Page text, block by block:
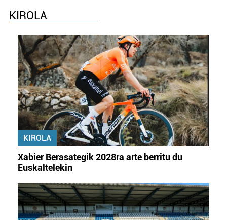
KIROLA
KIROLA
Xabier Berasategik 2028ra arte berritu du
Euskaltelekin